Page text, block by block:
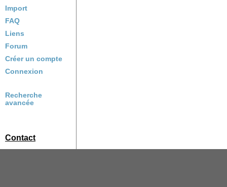
Import
FAQ
Liens
Forum
Créer un compte
Connexion
Recherche
avancée
Contact